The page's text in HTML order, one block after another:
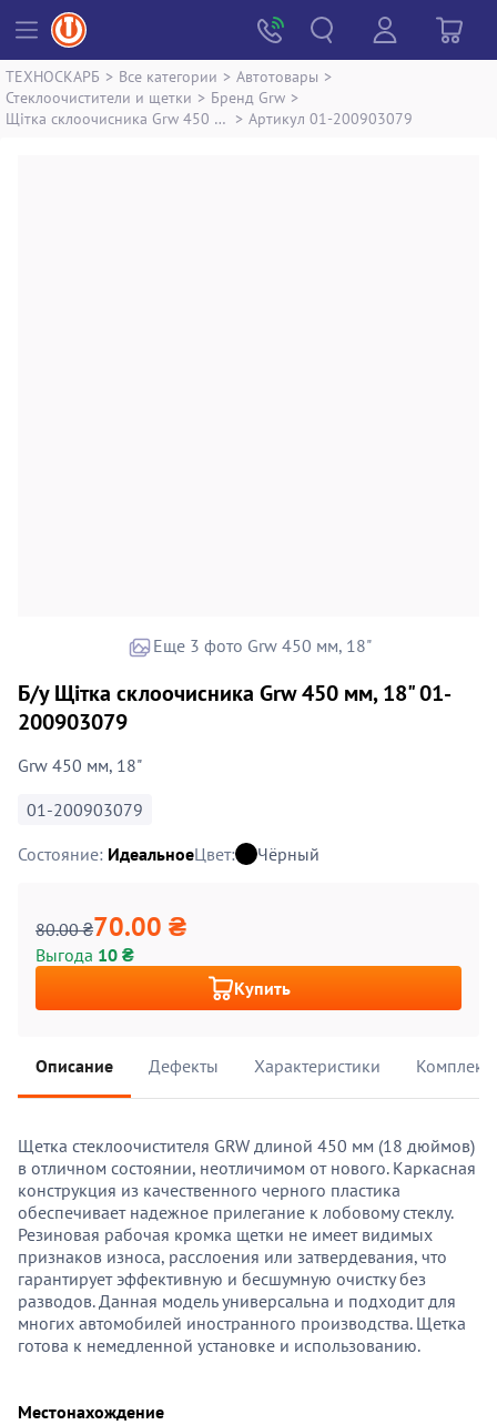
ТЕХНОСКАРБ > Все категории > Автотовары >
Стеклоочистители и щетки > Бренд Grw >
Щітка склоочисника Grw 450 мм, 18" > Артикул 01-200903079
Еще 3 фото Grw 450 мм, 18"
Б/у Щітка склоочисника Grw 450 мм, 18" 01-
200903079
Grw 450 мм, 18"
01-200903079
Состояние: ИдеальноеЦвет: Чёрный
80.00 ₴70.00 ₴
Выгода 10 ₴
Купить
Описание Дефекты Характеристики Комплект
Щетка стеклоочистителя GRW длиной 450 мм (18 дюймов)
в отличном состоянии, неотличимом от нового. Каркасная
конструкция из качественного черного пластика
обеспечивает надежное прилегание к лобовому стеклу.
Резиновая рабочая кромка щетки не имеет видимых
признаков износа, расслоения или затвердевания, что
гарантирует эффективную и бесшумную очистку без
разводов. Данная модель универсальна и подходит для
многих автомобилей иностранного производства. Щетка
готова к немедленной установке и использованию.
Местонахождение